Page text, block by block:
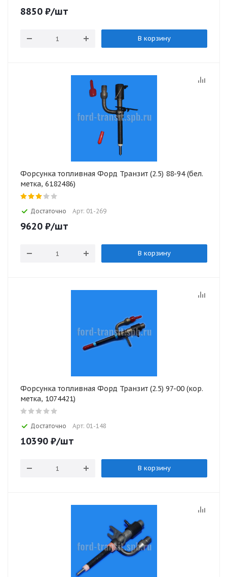
8850 ₽/шт
В корзину
Форсунка топливная Форд Транзит (2.5) 88-94 (бел.
метка, 6182486)
Достаточно Арт: 01-269
9620 ₽/шт
В корзину
Форсунка топливная Форд Транзит (2.5) 97-00 (кор.
метка, 1074421)
Достаточно Арт: 01-148
10390 ₽/шт
В корзину